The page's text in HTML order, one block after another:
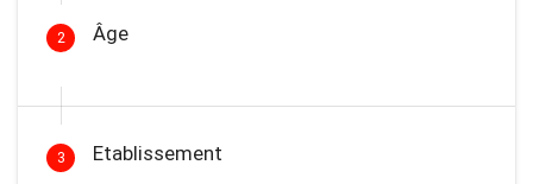
2 Âge
3 Etablissement